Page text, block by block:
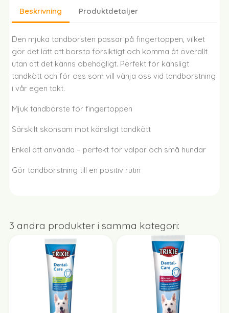
Beskrivning Produktdetaljer
Den mjuka tandborsten passar på fingertoppen, vilket
gör det lätt att borsta försiktigt och komma åt överallt
utan att det känns obehagligt. Perfekt för känsligt
tandkött och för oss som vill vänja oss vid tandborstning
i vår egen takt.
Mjuk tandborste för fingertoppen
Särskilt skonsam mot känsligt tandkött
Enkel att använda – perfekt för valpar och små hundar
Gör tandborstning till en positiv rutin
3 andra produkter i samma kategori: